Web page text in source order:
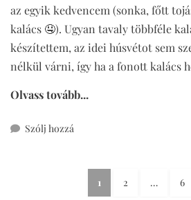
az egyik kedvencem (sonka, főtt
kalács 🤤). Ugyan tavaly többféle
készítettem, az idei húsvétot sem
nélkül várni, így ha a fonott kalács
Olvass tovább...
Szólj hozzá
BejegyzésekOLDAL
1 OLDAL
2 … 6